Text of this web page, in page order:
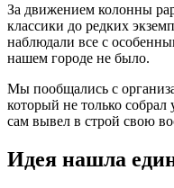
За движением колонны
классики до редких
наблюдали все с
нашем городе не было.
Мы пообщались с
который не только собрал
сам вывел в строй свою
Идея нашла